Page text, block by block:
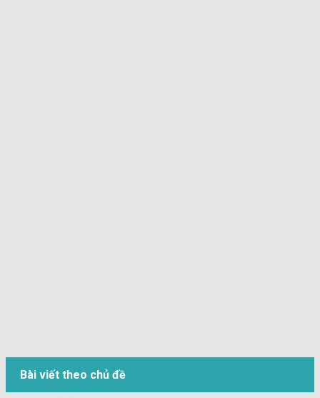
Bài viết theo chủ đề